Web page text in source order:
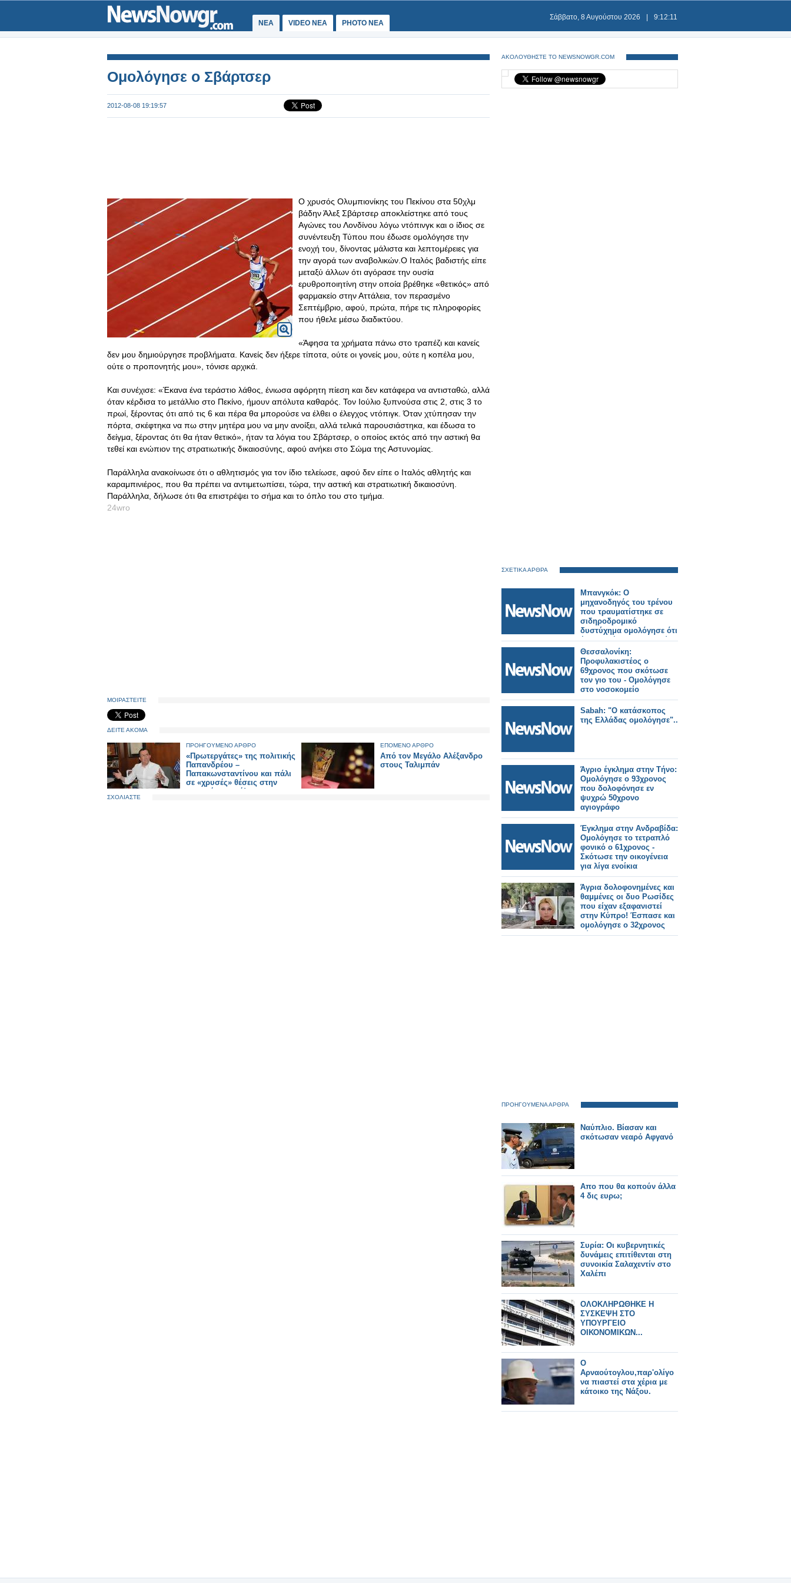
ΝΕΑ VIDEO NEA PHOTO NEA
Σάββατο, 8 Αυγούστου 2026 9:12:11
Ομολόγησε ο Σβάρτσερ
2012-08-08 19:19:57
Ο χρυσός Ολυμπιονίκης του Πεκίνου στα 50χλμ
βάδην Άλεξ Σβάρτσερ αποκλείστηκε από τους
Αγώνες του Λονδίνου λόγω ντόπινγκ και ο ίδιος σε
συνέντευξη Τύπου που έδωσε ομολόγησε την
ενοχή του, δίνοντας μάλιστα και λεπτομέρειες για
την αγορά των αναβολικών.Ο Ιταλός βαδιστής είπε
μεταξύ άλλων ότι αγόρασε την ουσία
ερυθροποιητίνη στην οποία βρέθηκε «θετικός» από
φαρμακείο στην Αττάλεια, τον περασμένο
Σεπτέμβριο, αφού, πρώτα, πήρε τις πληροφορίες
που ήθελε μέσω διαδικτύου.
«Άφησα τα χρήματα πάνω στο τραπέζι και κανείς
δεν μου δημιούργησε προβλήματα. Κανείς δεν ήξερε τίποτα, ούτε οι γονείς μου, ούτε η κοπέλα μου,
ούτε ο προπονητής μου», τόνισε αρχικά.
Και συνέχισε: «Έκανα ένα τεράστιο λάθος, ένιωσα αφόρητη πίεση και δεν κατάφερα να αντισταθώ, αλλά
όταν κέρδισα το μετάλλιο στο Πεκίνο, ήμουν απόλυτα καθαρός. Τον Ιούλιο ξυπνούσα στις 2, στις 3 το
πρωί, ξέροντας ότι από τις 6 και πέρα θα μπορούσε να έλθει ο έλεγχος ντόπιγκ. Όταν χτύπησαν την
πόρτα, σκέφτηκα να πω στην μητέρα μου να μην ανοίξει, αλλά τελικά παρουσιάστηκα, και έδωσα το
δείγμα, ξέροντας ότι θα ήταν θετικό», ήταν τα λόγια του Σβάρτσερ, ο οποίος εκτός από την αστική θα
τεθεί και ενώπιον της στρατιωτικής δικαιοσύνης, αφού ανήκει στο Σώμα της Αστυνομίας.
Παράλληλα ανακοίνωσε ότι ο αθλητισμός για τον ίδιο τελείωσε, αφού δεν είπε ο Ιταλός αθλητής και
καραμπινιέρος, που θα πρέπει να αντιμετωπίσει, τώρα, την αστική και στρατιωτική δικαιοσύνη.
Παράλληλα, δήλωσε ότι θα επιστρέψει το σήμα και το όπλο του στο τμήμα.
24wro
ΜΟΙΡΑΣΤΕΙΤΕ
ΔΕΙΤΕ ΑΚΟΜΑ
ΠΡΟΗΓΟΥΜΕΝΟ ΑΡΘΡΟ
«Πρωτεργάτες» της πολιτικής
Παπανδρέου –
Παπακωνσταντίνου και πάλι
σε «χρυσές» θέσεις στην
κρατική μηχανή!
ΕΠΟΜΕΝΟ ΑΡΘΡΟ
Από τον Μεγάλο Αλέξανδρο
στους Ταλιμπάν
ΣΧΟΛΙΑΣΤΕ
ΑΚΟΛΟΥΘΗΣΤΕ ΤΟ NEWSNOWGR.COM
ΣΧΕΤΙΚΑ ΑΡΘΡΑ
Μπανγκόκ: Ο
μηχανοδηγός του τρένου
που τραυματίστηκε σε
σιδηροδρομικό
δυστύχημα ομολόγησε ότι
έκανε χρήση ναρκωτικών.
Θεσσαλονίκη:
Προφυλακιστέος ο
69χρονος που σκότωσε
τον γιο του - Ομολόγησε
στο νοσοκομείο
Sabah: "Ο κατάσκοπος
της Ελλάδας ομολόγησε"..
Άγριο έγκλημα στην Τήνο:
Ομολόγησε ο 93χρονος
που δολοφόνησε εν
ψυχρώ 50χρονο
αγιογράφο
Έγκλημα στην Ανδραβίδα:
Ομολόγησε το τετραπλό
φονικό ο 61χρονος -
Σκότωσε την οικογένεια
για λίγα ενοίκια
Άγρια δολοφονημένες και
θαμμένες οι δυο Ρωσίδες
που είχαν εξαφανιστεί
στην Κύπρο! Έσπασε και
ομολόγησε ο 32χρονος
Σύριος
ΠΡΟΗΓΟΥΜΕΝΑ ΑΡΘΡΑ
Ναύπλιο. Βίασαν και
σκότωσαν νεαρό Αφγανό
Απο που θα κοπούν άλλα
4 δις ευρω;
Συρία: Οι κυβερνητικές
δυνάμεις επιτίθενται στη
συνοικία Σαλαχεντίν στο
Χαλέπι
ΟΛΟΚΛΗΡΩΘΗΚΕ Η
ΣΥΣΚΕΨΗ ΣΤΟ
ΥΠΟΥΡΓΕΙΟ
ΟΙΚΟΝΟΜΙΚΩΝ...
O
Αρναούτογλου,παρ'ολίγο
να πιαστεί στα χέρια με
κάτοικο της Νάξου.